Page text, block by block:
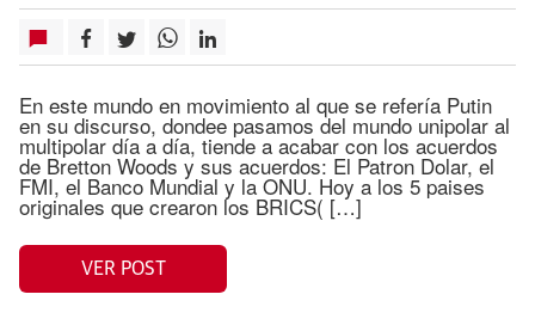
En este mundo en movimiento al que se refería Putin
en su discurso, dondee pasamos del mundo unipolar al
multipolar día a día, tiende a acabar con los acuerdos
de Bretton Woods y sus acuerdos: El Patron Dolar, el
FMI, el Banco Mundial y la ONU. Hoy a los 5 paises
originales que crearon los BRICS( […]
VER POST